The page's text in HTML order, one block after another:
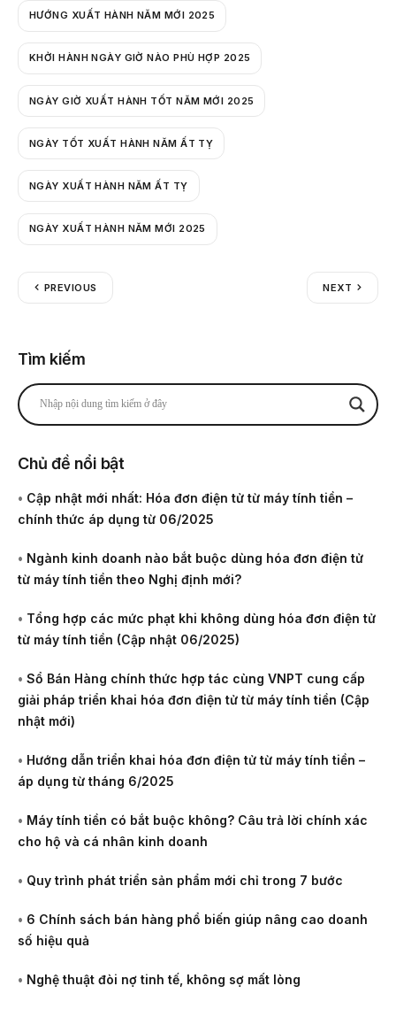
HƯỚNG XUẤT HÀNH NĂM MỚI 2025
KHỞI HÀNH NGÀY GIỜ NÀO PHÙ HỢP 2025
NGÀY GIỜ XUẤT HÀNH TỐT NĂM MỚI 2025
NGÀY TỐT XUẤT HÀNH NĂM ẤT TỴ
NGÀY XUẤT HÀNH NĂM ẤT TỴ
NGÀY XUẤT HÀNH NĂM MỚI 2025
PREVIOUS NEXT
Tìm kiếm
Chủ đề nổi bật
• Cập nhật mới nhất: Hóa đơn điện tử từ máy tính tiền –
chính thức áp dụng từ 06/2025
• Ngành kinh doanh nào bắt buộc dùng hóa đơn điện tử
từ máy tính tiền theo Nghị định mới?
• Tổng hợp các mức phạt khi không dùng hóa đơn điện tử
từ máy tính tiền (Cập nhật 06/2025)
• Sổ Bán Hàng chính thức hợp tác cùng VNPT cung cấp
giải pháp triển khai hóa đơn điện tử từ máy tính tiền (Cập
nhật mới)
• Hướng dẫn triển khai hóa đơn điện tử từ máy tính tiền –
áp dụng từ tháng 6/2025
• Máy tính tiền có bắt buộc không? Câu trả lời chính xác
cho hộ và cá nhân kinh doanh
• Quy trình phát triển sản phẩm mới chỉ trong 7 bước
• 6 Chính sách bán hàng phổ biến giúp nâng cao doanh
số hiệu quả
• Nghệ thuật đòi nợ tinh tế, không sợ mất lòng